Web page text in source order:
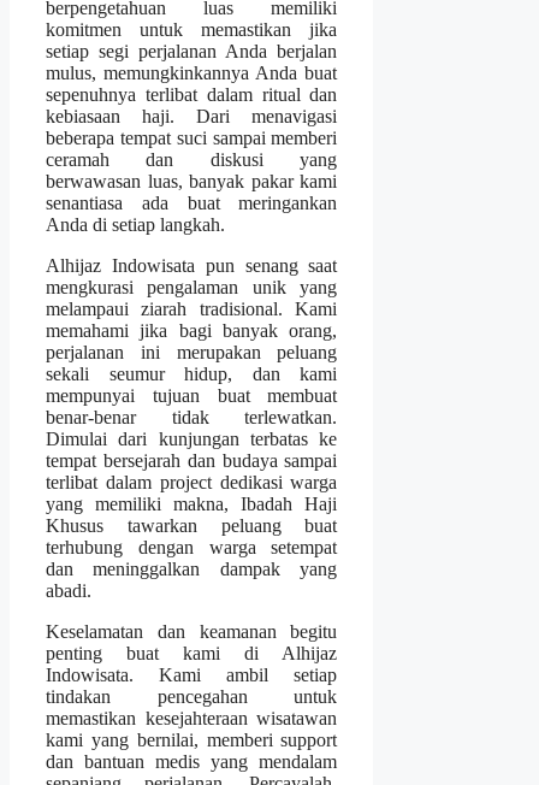
berpengetahuan luas memiliki
komitmen untuk memastikan jika
setiap segi perjalanan Anda berjalan
mulus, memungkinkannya Anda buat
sepenuhnya terlibat dalam ritual dan
kebiasaan haji. Dari menavigasi
beberapa tempat suci sampai memberi
ceramah dan diskusi yang
berwawasan luas, banyak pakar kami
senantiasa ada buat meringankan
Anda di setiap langkah.
Alhijaz Indowisata pun senang saat
mengkurasi pengalaman unik yang
melampaui ziarah tradisional. Kami
memahami jika bagi banyak orang,
perjalanan ini merupakan peluang
sekali seumur hidup, dan kami
mempunyai tujuan buat membuat
benar-benar tidak terlewatkan.
Dimulai dari kunjungan terbatas ke
tempat bersejarah dan budaya sampai
terlibat dalam project dedikasi warga
yang memiliki makna, Ibadah Haji
Khusus tawarkan peluang buat
terhubung dengan warga setempat
dan meninggalkan dampak yang
abadi.
Keselamatan dan keamanan begitu
penting buat kami di Alhijaz
Indowisata. Kami ambil setiap
tindakan pencegahan untuk
memastikan kesejahteraan wisatawan
kami yang bernilai, memberi support
dan bantuan medis yang mendalam